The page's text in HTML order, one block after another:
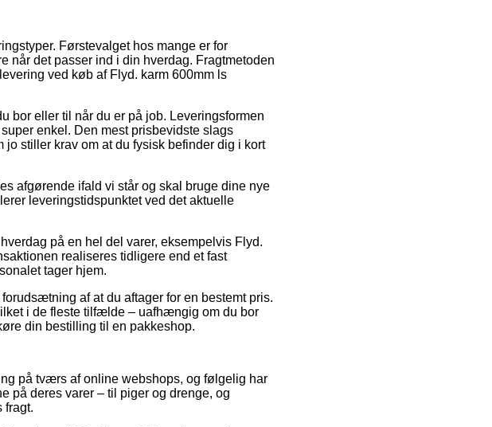
Førstevalget hos mange er for
når det passer ind i din hverdag. Fragtmetoden
ved køb af Flyd. karm 600mm ls
bor eller til når du er på job. Leveringsformen
enkel. Den mest prisbevidste slags
stiller krav om at du fysisk befinder dig i kort
afgørende ifald vi står og skal bruge dine nye
leveringstidspunktet ved det aktuelle
på en hel del varer, eksempelvis Flyd.
realiseres tidligere end et fast
tager hjem.
af at du aftager for en bestemt pris.
i de fleste tilfælde – uafhængig om du bor
din bestilling til en pakkeshop.
på tværs af online webshops, og følgelig har
på deres varer – til piger og drenge, og
fragt.